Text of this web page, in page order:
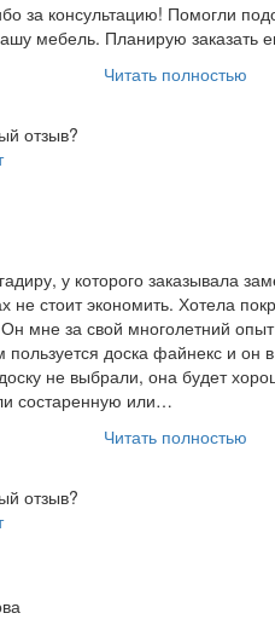
за консультацию! Помогли
мебель. Планирую заказать
Читать полностью
отзыв?
у которого заказывала
не стоит экономить. Хотела
мне за свой многолетний
пользуется доска файнекс и он
не выбрали, она будет
состаренную или…
Читать полностью
отзыв?